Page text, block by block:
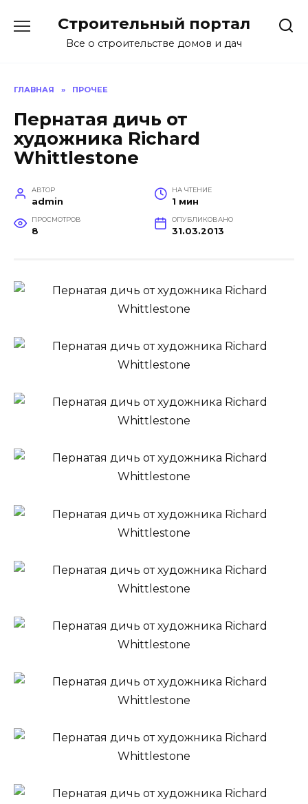
содержанию
Строительный портал
Все о строительстве домов и дач
ГЛАВНАЯ » ПРОЧЕЕ
Пернатая дичь от
художника Richard
Whittlestone
АВТОР
admin
НА ЧТЕНИЕ
1 мин
ПРОСМОТРОВ
8
ОПУБЛИКОВАНО
31.03.2013